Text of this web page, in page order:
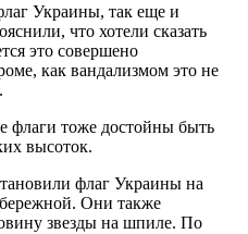
Украины, так еще и
что хотели сказать
это совершено
как вандализмом это не
флаги тоже достойны быть
высоток.
флаг Украины на
Они также
звезды на шпиле. По